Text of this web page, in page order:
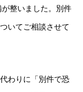
が整いました。別件
いてご相談させて
わりに「別件で恐